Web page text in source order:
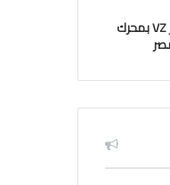
“كيان إيچيبت ” تَطرح الطراز كوبرا فورمنتور VZ بمحرك